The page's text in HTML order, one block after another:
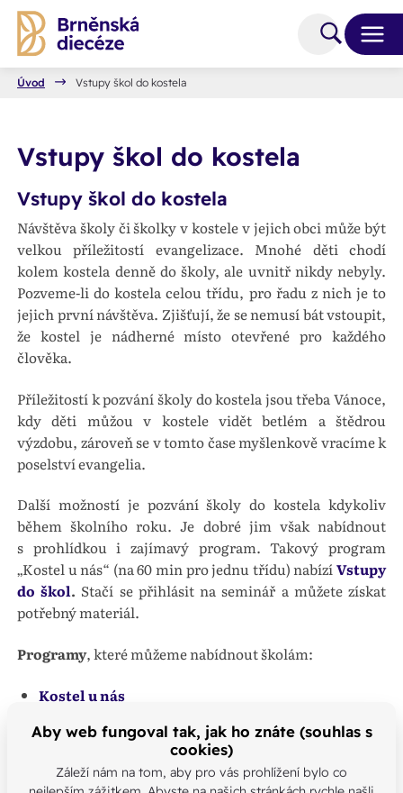
Úvod Vstupy škol do kostela
Vstupy škol do kostela
Vstupy škol do kostela
Návštěva školy či školky v kostele v jejich obci může být
velkou příležitostí evangelizace. Mnohé děti chodí
kolem kostela denně do školy, ale uvnitř nikdy nebyly.
Pozveme-li do kostela celou třídu, pro řadu z nich je to
jejich první návštěva. Zjišťují, že se nemusí bát vstoupit,
že kostel je nádherné místo otevřené pro každého
člověka.
Příležitostí k pozvání školy do kostela jsou třeba Vánoce,
kdy děti můžou v kostele vidět betlém a štědrou
výzdobu, zároveň se v tomto čase myšlenkově vracíme k
poselství evangelia.
Další možností je pozvání školy do kostela kdykoliv
během školního roku. Je dobré jim však nabídnout
s prohlídkou i zajímavý program. Takový program
„Kostel u nás“ (na 60 min pro jednu třídu) nabízíVstupy
do škol. Stačí se přihlásit na seminář a můžete získat
potřebný materiál.
Programy, které můžeme nabídnout školám:
Kostel u nás
Vánoční program pro školy v kostele I
Vánoční program pro školy v kostele II –
inspirace z Velkého Meziřičí
Aby web fungoval tak, jak ho znáte (souhlas s
cookies)
Záleží nám na tom, aby pro vás prohlížení bylo co